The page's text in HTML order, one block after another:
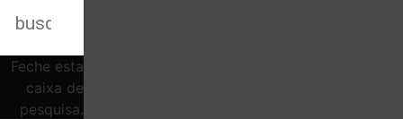
Feche esta
caixa de
pesquisa.